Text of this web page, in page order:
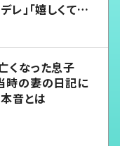
レ」「嬉しくて可
くなった息子
時の妻の日記に
音とは